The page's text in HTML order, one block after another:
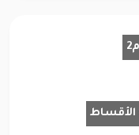
الأقساط